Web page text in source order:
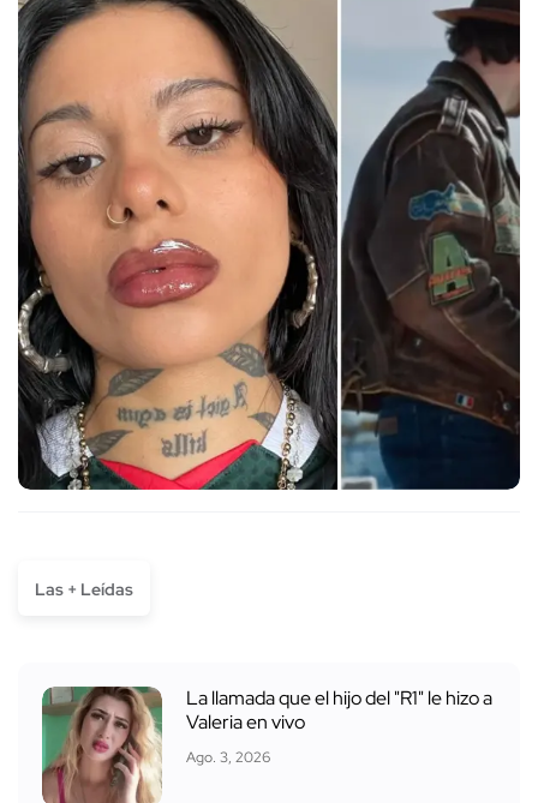
Las + Leídas
La llamada que el hijo del "R1" le hizo a
Valeria en vivo
Ago. 3, 2026